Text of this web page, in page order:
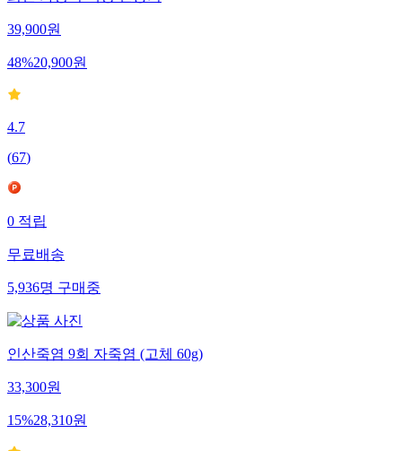
39,900원
48%20,900원
4.7
(67)
0적립
무료배송
5,936명구매중
인산죽염 9회 자죽염 (고체 60g)
33,300원
15%28,310원